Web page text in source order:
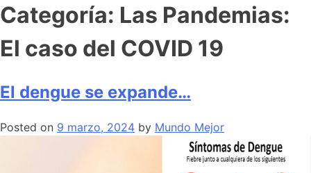
Categoría: Las Pandemias:
El caso del COVID 19
El dengue se expande…
Posted on 9 marzo, 2024 by Mundo Mejor